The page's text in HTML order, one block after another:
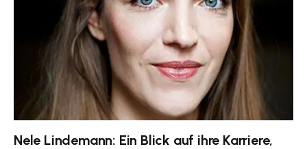
Nele Lindemann: Ein Blick auf ihre Karriere,